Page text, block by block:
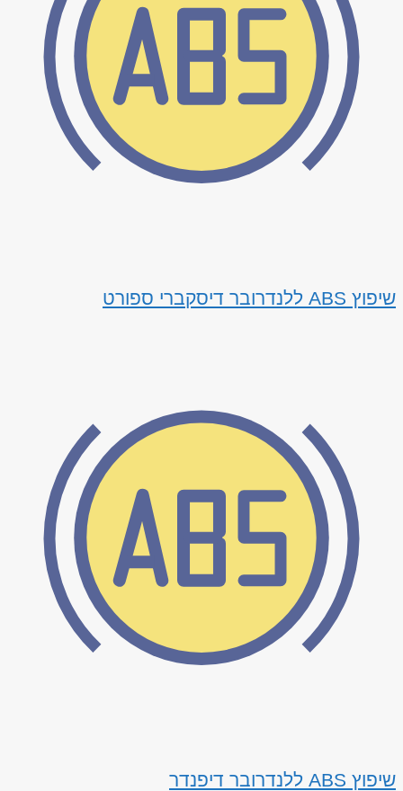
שיפוץ ABS ללנדרובר דיסקברי ספורט
שיפוץ ABS ללנדרובר דיפנדר